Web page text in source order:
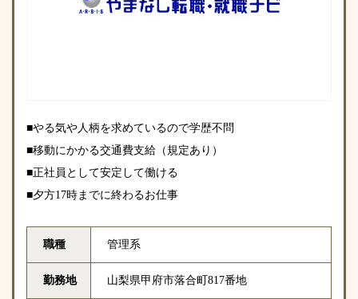
■やる気や人柄を求めているので学歴不問
■移動にかかる交通費支給（規定あり）
■正社員として安定して働ける
■夕方17時までに終わるお仕事
職種 管理系
勤務地 山梨県甲府市落合町817番地